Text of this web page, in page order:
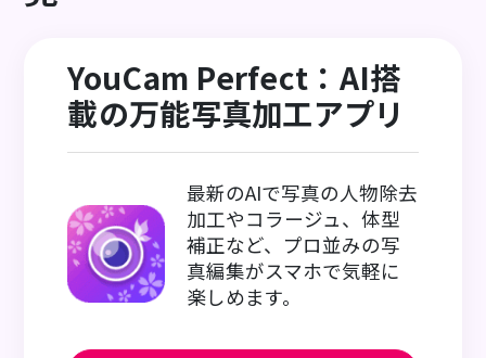
YouCam Perfect：AI搭
載の万能写真加工アプリ
最新のAIで写真の人物除去
加工やコラージュ、体型
補正など、プロ並みの写
真編集がスマホで気軽に
楽しめます。